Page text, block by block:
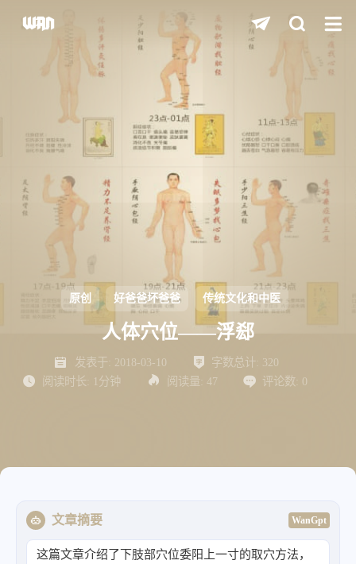
关闭快捷键功能
shift 打开中控台
D 深色/浅色显示模式
S 站内搜索
H 返回首页
L 友链页面
原创 好爸爸坏爸爸 传统文化和中医
人体穴位——浮郄
发表于: 2018-03-10 字数总计: 320
阅读时长: 1分钟 阅读量: 47 评论数: 0
文章摘要 WanGpt
这篇文章介绍了下肢部穴位委阳上一寸的取穴方法，